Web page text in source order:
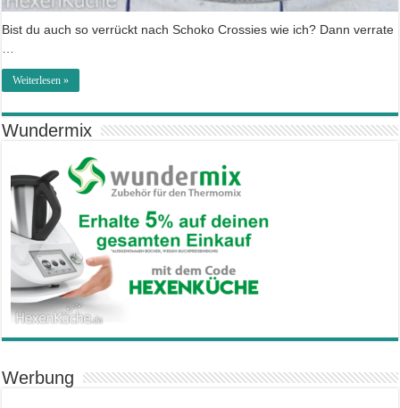
Bist du auch so verrückt nach Schoko Crossies wie ich? Dann verrate
…
Weiterlesen »
Wundermix
Werbung